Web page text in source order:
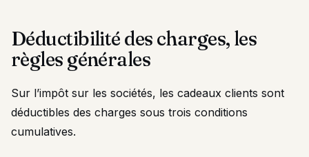
Déductibilité des charges, les
règles générales
Sur l’impôt sur les sociétés, les cadeaux clients sont
déductibles des charges sous trois conditions
cumulatives.